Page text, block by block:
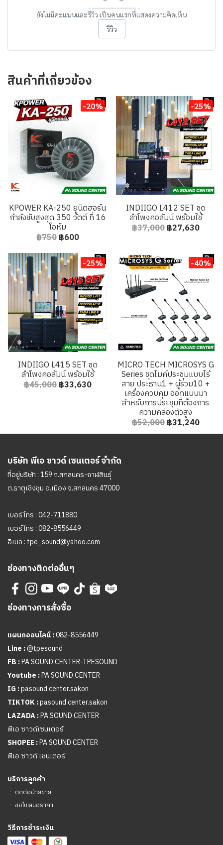
ยังไม่มีคะแนนและรีวิว เป็นคนแรกที่แสดงความคิดเห็น
รีวิว
สินค้าที่เกี่ยวข้อง
-20%
KPOWER KA-250 ยูนิตฮอร์น
กำลังขับสูงสุด 350 วัตต์ ที่ 16
โอห์ม
฿750 ฿600
-25%
INDIIGO L412 SET ชุด
ลำโพงคอลัมน์ พร้อมใช้
฿37,000 ฿27,630
-25%
INDIIGO L415 SET ชุด
ลำโพงคอลัมน์ พร้อมใช้
฿45,000 ฿33,630
-40%
MICRO TECH MICROSYS G
Series ชุดไมค์ประชุมแบบไร้
สาย ประธาน1 + ผู้ร่วม10 +
เครื่องควบคุม ออกแบบมา
สำหรับการประชุมที่ต้องการ
ความคล่องตัวสูง
฿52,000 ฿31,240
บริษัท พีเอ ซาวด์ เซนเตอร์ จำกัด
ที่อยู่บริษัท : 159 ถ.สกลนคร-กาฬสินธุ์
ต.ธาตุเชิงชุม อ.เมือง จ.สกลนคร 47000
เบอร์โทร :042-711880
เบอร์โทร :082-8556449
อีเมล : tpe_sound@yahoo.com
ช่องทางติดต่ออื่นๆ
ช่องทางการสั่งซื้อ
แผนกออนไลน์ :082-8556449
Line :@tpesound
FB :PA SOUND CENTER-TPESOUND
Youtube :PA SOUND CENTER
IG :pasound center.sakon
TIKTOK :pasound center.sakon
LAZADA :PA SOUND CENTER
พีเอ ซาวด์เซนเตอร์
SHOPEE :PA SOUND CENTER
พีเอ ซาวด์ เซนเตอร์
บริการลูกค้า
ㆍ ติดต่อฝ่ายขาย
ㆍ ขอใบเสนอราคา
วิธีการชำระเงิน